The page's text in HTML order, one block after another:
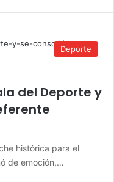
Deporte
del Deporte y
histórica para el
de emoción,…